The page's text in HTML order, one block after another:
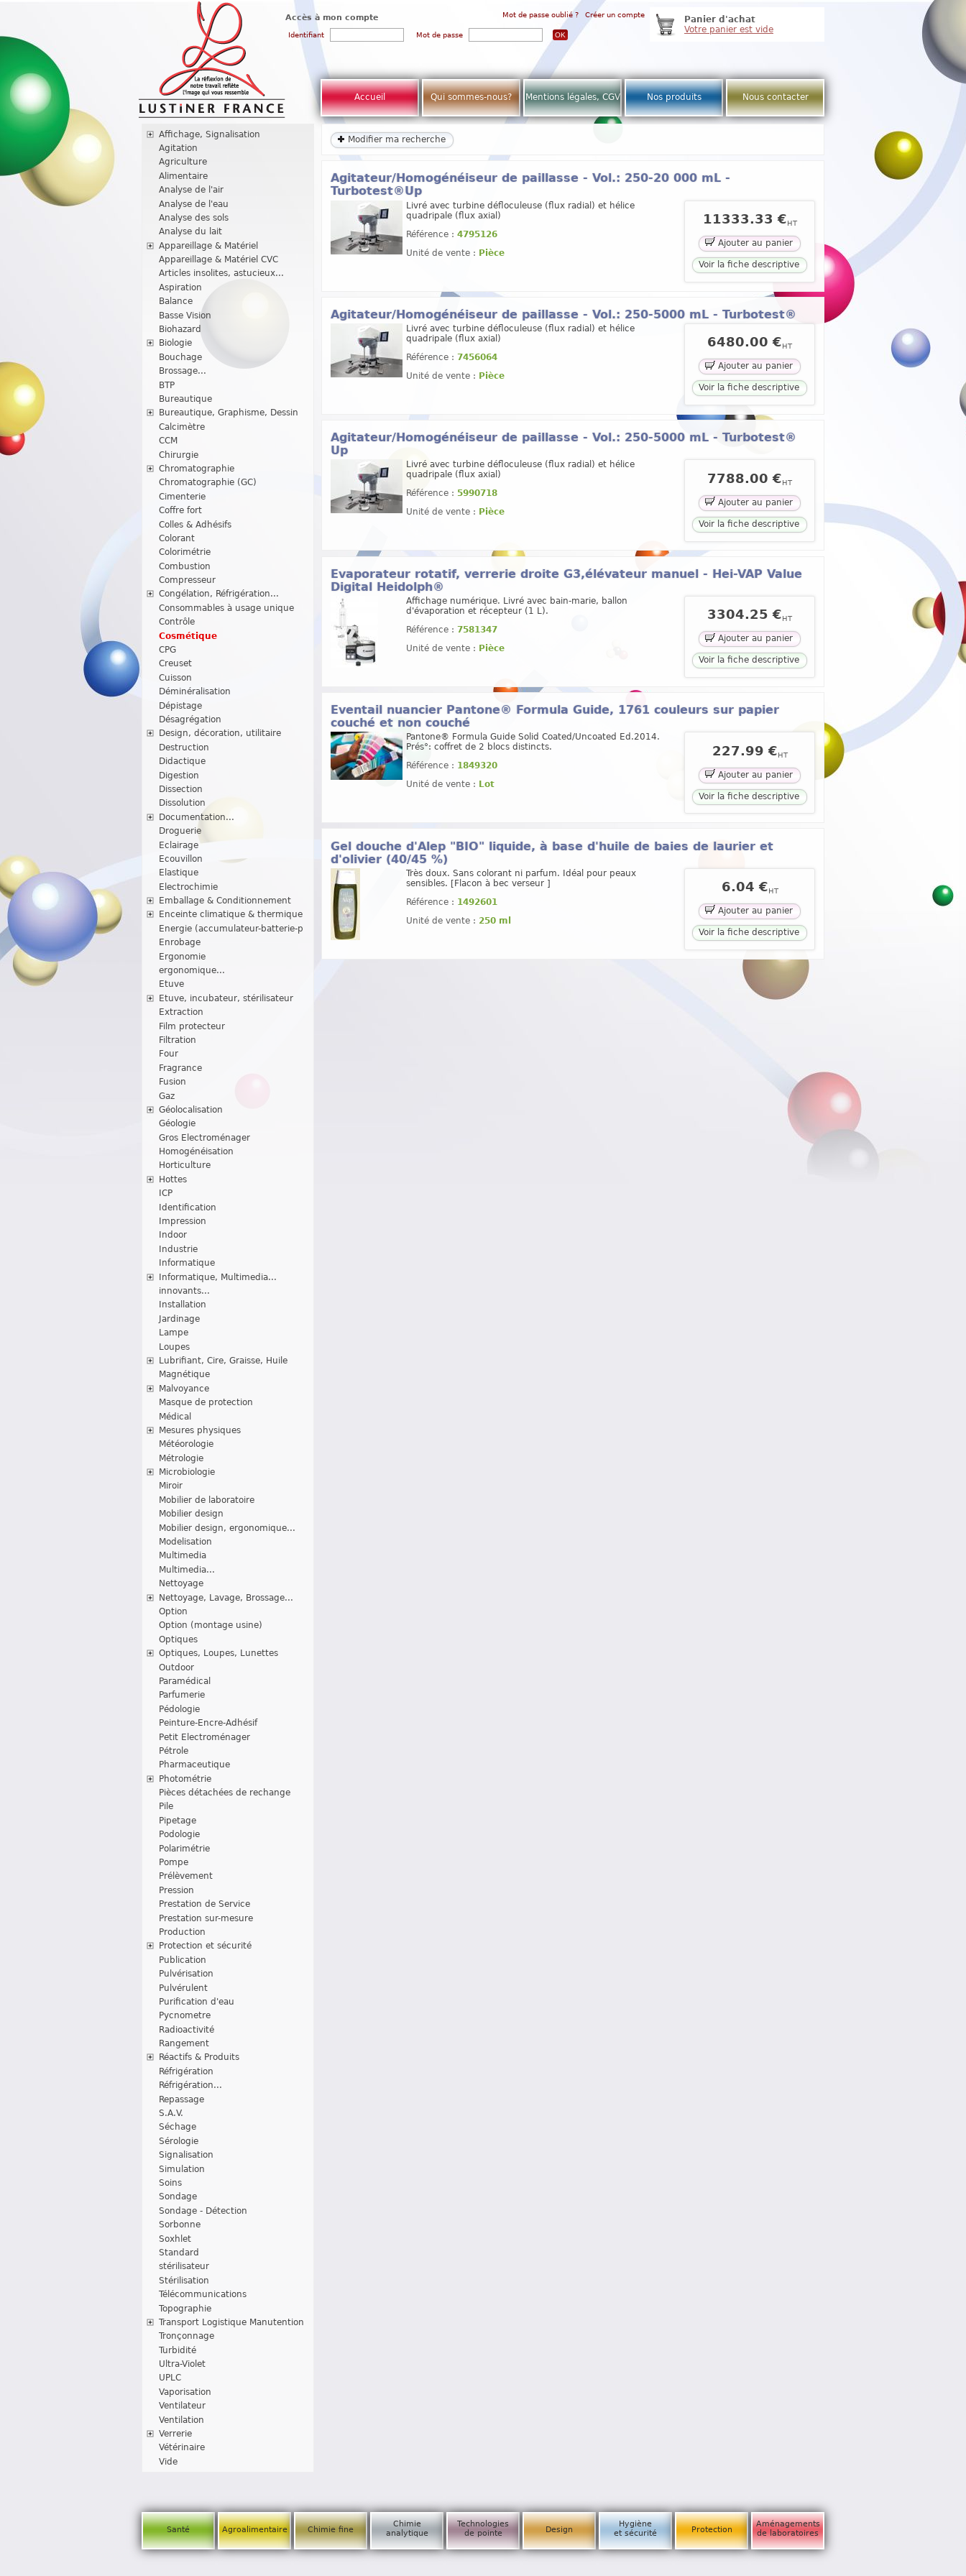
Accès à mon compte Mot de passe oublié ? Créer un compte
Identifiant Mot de passe
Panier d'achat
Votre panier est vide
Accueil Qui sommes-nous? Mentions légales, CGV Nos produits Nous contacter
Affichage, Signalisation
Agitation
Agriculture
Alimentaire
Analyse de l'air
Analyse de l'eau
Analyse des sols
Analyse du lait
Appareillage & Matériel
Appareillage & Matériel CVC
Articles insolites, astucieux...
Aspiration
Balance
Basse Vision
Biohazard
Biologie
Bouchage
Brossage...
BTP
Bureautique
Bureautique, Graphisme, Dessin
Calcimètre
CCM
Chirurgie
Chromatographie
Chromatographie (GC)
Cimenterie
Coffre fort
Colles & Adhésifs
Colorant
Colorimétrie
Combustion
Compresseur
Congélation, Réfrigération...
Consommables à usage unique
Contrôle
Cosmétique
CPG
Creuset
Cuisson
Déminéralisation
Dépistage
Désagrégation
Design, décoration, utilitaire
Destruction
Didactique
Digestion
Dissection
Dissolution
Documentation...
Droguerie
Eclairage
Ecouvillon
Elastique
Electrochimie
Emballage & Conditionnement
Enceinte climatique & thermique
Energie (accumulateur-batterie-p
Enrobage
Ergonomie
ergonomique...
Etuve
Etuve, incubateur, stérilisateur
Extraction
Film protecteur
Filtration
Four
Fragrance
Fusion
Gaz
Géolocalisation
Géologie
Gros Electroménager
Homogénéisation
Horticulture
Hottes
ICP
Identification
Impression
Indoor
Industrie
Informatique
Informatique, Multimedia...
innovants...
Installation
Jardinage
Lampe
Loupes
Lubrifiant, Cire, Graisse, Huile
Magnétique
Malvoyance
Masque de protection
Médical
Mesures physiques
Météorologie
Métrologie
Microbiologie
Miroir
Mobilier de laboratoire
Mobilier design
Mobilier design, ergonomique...
Modelisation
Multimedia
Multimedia...
Nettoyage
Nettoyage, Lavage, Brossage...
Option
Option (montage usine)
Optiques
Optiques, Loupes, Lunettes
Outdoor
Paramédical
Parfumerie
Pédologie
Peinture-Encre-Adhésif
Petit Electroménager
Pétrole
Pharmaceutique
Photométrie
Pièces détachées de rechange
Pile
Pipetage
Podologie
Polarimétrie
Pompe
Prélèvement
Pression
Prestation de Service
Prestation sur-mesure
Production
Protection et sécurité
Publication
Pulvérisation
Pulvérulent
Purification d'eau
Pycnometre
Radioactivité
Rangement
Réactifs & Produits
Réfrigération
Réfrigération...
Repassage
S.A.V.
Séchage
Sérologie
Signalisation
Simulation
Soins
Sondage
Sondage - Détection
Sorbonne
Soxhlet
Standard
stérilisateur
Stérilisation
Télécommunications
Topographie
Transport Logistique Manutention
Tronçonnage
Turbidité
Ultra-Violet
UPLC
Vaporisation
Ventilateur
Ventilation
Verrerie
Vétérinaire
Vide
Modifier ma recherche
Agitateur/Homogénéiseur de paillasse - Vol.: 250-20 000 mL -
Turbotest®Up
Livré avec turbine défloculeuse (flux radial) et hélice
quadripale (flux axial)
Référence : 4795126
Unité de vente : Pièce
11333.33 € HT
Ajouter au panier
Voir la fiche descriptive
Agitateur/Homogénéiseur de paillasse - Vol.: 250-5000 mL - Turbotest®
Livré avec turbine défloculeuse (flux radial) et hélice
quadripale (flux axial)
Référence : 7456064
Unité de vente : Pièce
6480.00 € HT
Ajouter au panier
Voir la fiche descriptive
Agitateur/Homogénéiseur de paillasse - Vol.: 250-5000 mL - Turbotest®
Up
Livré avec turbine défloculeuse (flux radial) et hélice
quadripale (flux axial)
Référence : 5990718
Unité de vente : Pièce
7788.00 €HT
Ajouter au panier
Voir la fiche descriptive
Evaporateur rotatif, verrerie droite G3,élévateur manuel - Hei-VAP Value
Digital Heidolph®
Affichage numérique. Livré avec bain-marie, ballon
d'évaporation et récepteur (1 L).
Référence : 7581347
Unité de vente : Pièce
3304.25 € HT
Ajouter au panier
Voir la fiche descriptive
Eventail nuancier Pantone® Formula Guide, 1761 couleurs sur papier
couché et non couché
Pantone® Formula Guide Solid Coated/Uncoated Ed.2014.
Prés°: coffret de 2 blocs distincts.
Référence : 1849320
Unité de vente : Lot
227.99 €HT
Ajouter au panier
Voir la fiche descriptive
Gel douche d'Alep "BIO" liquide, à base d'huile de baies de laurier et
d'olivier (40/45 %)
Très doux. Sans colorant ni parfum. Idéal pour peaux
sensibles. [Flacon à bec verseur ]
Référence : 1492601
Unité de vente : 250 ml
6.04 € HT
Ajouter au panier
Voir la fiche descriptive
Santé Agroalimentaire Chimie fine
Chimie
analytique
Technologies
de pointe
Design
Hygiène
et sécurité
Protection
Aménagements
de laboratoires